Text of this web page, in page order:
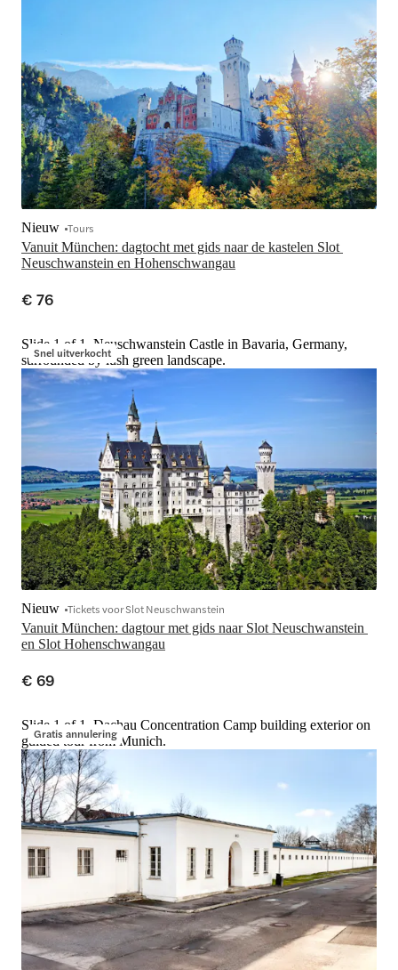
Vanuit München: dagtocht met gids naar de kastelen Slot
Neuschwanstein en Hohenschwangau
Nieuw Tours
€ 76
Snel uitverkocht
Slide 1 of 1, Neuschwanstein Castle in Bavaria, Germany,
surrounded by lush green landscape.
Vanuit München: dagtour met gids naar Slot Neuschwanstein
en Slot Hohenschwangau
Nieuw Tickets voor Slot Neuschwanstein
€ 69
Gratis annulering
Slide 1 of 1, Dachau Concentration Camp building exterior on
guided tour from Munich.